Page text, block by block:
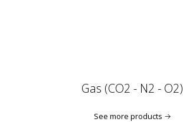
Gas (CO2 - N2 - O2)
See more products